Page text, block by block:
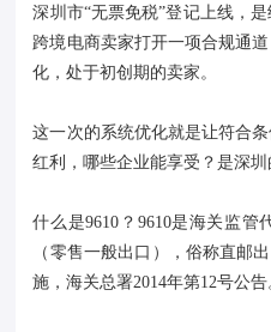
深圳市“无票免税”登记上线，
跨境电商卖家打开一项合规通
化，处于初创期的卖家。
这一次的系统优化就是让符合
红利，哪些企业能享受？是深圳
什么是9610？9610是海关监
（零售一般出口），俗称直邮
施，海关总署2014年第12号公告